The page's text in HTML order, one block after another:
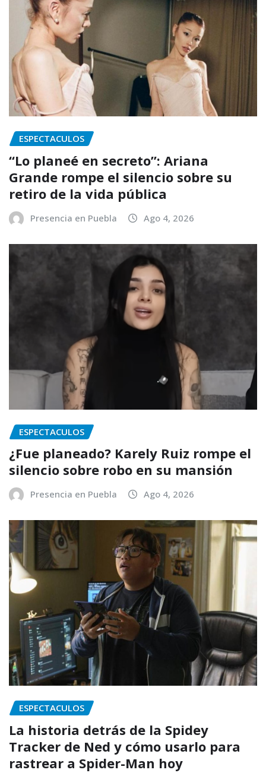
ESPECTACULOS
“Lo planeé en secreto”: Ariana
Grande rompe el silencio sobre su
retiro de la vida pública
Presencia en Puebla Ago 4, 2026
ESPECTACULOS
¿Fue planeado? Karely Ruiz rompe el
silencio sobre robo en su mansión
Presencia en Puebla Ago 4, 2026
ESPECTACULOS
La historia detrás de la Spidey
Tracker de Ned y cómo usarlo para
rastrear a Spider-Man hoy